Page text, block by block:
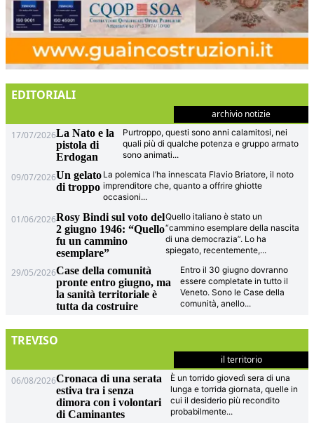
EDITORIALI
archivio notizie
17/07/2026La Nato e la
pistola di
Erdogan
Purtroppo, questi sono anni calamitosi, nei
quali più di qualche potenza e gruppo armato
sono animati...
09/07/2026Un gelato
di troppo
La polemica l’ha innescata Flavio Briatore, il noto
imprenditore che, quanto a offrire ghiotte
occasioni...
01/06/2026Rosy Bindi sul voto del
2 giugno 1946: “Quello
fu un cammino
esemplare”
Quello italiano è stato un
“cammino esemplare della nascita
di una democrazia”. Lo ha
spiegato, recentemente,...
29/05/2026Case della comunità
pronte entro giugno, ma
la sanità territoriale è
tutta da costruire
Entro il 30 giugno dovranno
essere completate in tutto il
Veneto. Sono le Case della
comunità, anello...
TREVISO
il territorio
06/08/2026Cronaca di una serata
estiva tra i senza
dimora con i volontari
di Caminantes
È un torrido giovedì sera di una
lunga e torrida giornata, quelle in
cui il desiderio più recondito
probabilmente...